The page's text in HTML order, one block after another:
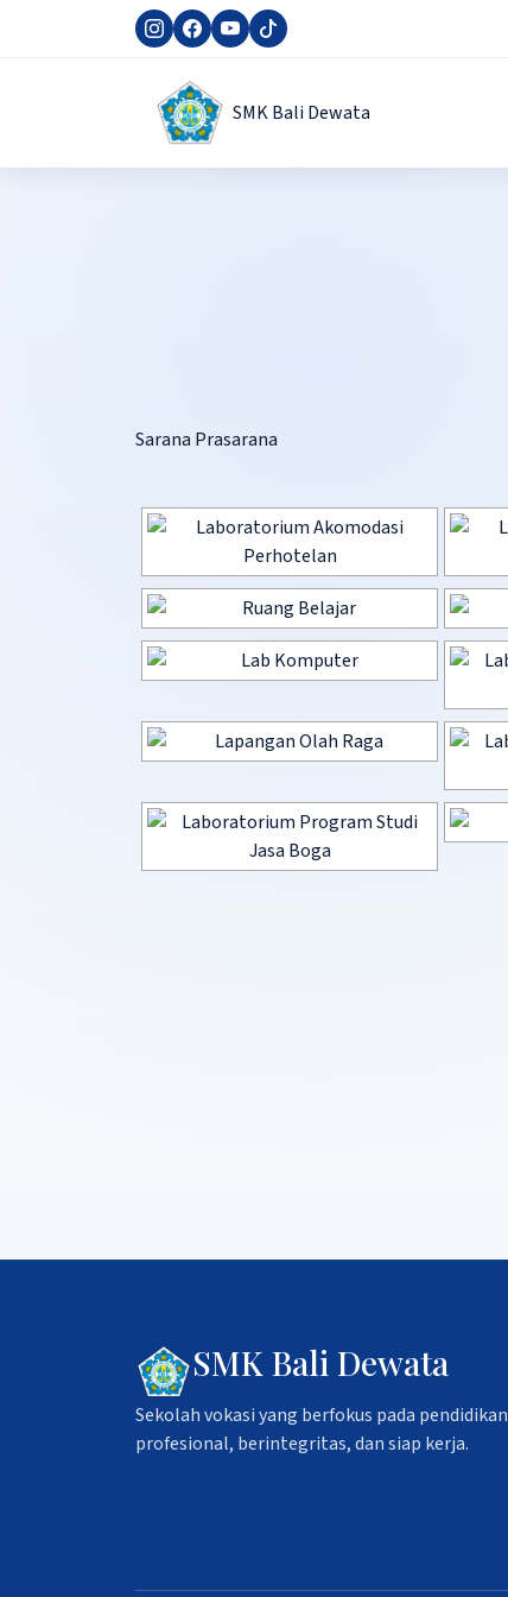
SMK Bali Dewata
Sarana Prasarana
SMK Bali Dewata
Sekolah vokasi yang berfokus pada pendidikan
profesional, berintegritas, dan siap kerja.